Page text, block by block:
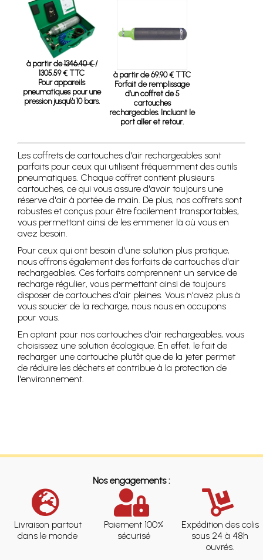
à partir de1346.40 €/
1305.59 € TTC
Pour appareils
pneumatiques pour une
pression jusqu'à 10 bars.
à partir de 69.90 € TTC
Forfait de remplissage
d’un coffret de 5
cartouches
rechargeables. Incluant le
port aller et retour.
Les coffrets de cartouches d'air rechargeables sont
parfaits pour ceux qui utilisent fréquemment des outils
pneumatiques. Chaque coffret contient plusieurs
cartouches, ce qui vous assure d'avoir toujours une
réserve d'air à portée de main. De plus, nos coffrets sont
robustes et conçus pour être facilement transportables,
vous permettant ainsi de les emmener là où vous en
avez besoin.
Pour ceux qui ont besoin d'une solution plus pratique,
nous offrons également des forfaits de cartouches d'air
rechargeables. Ces forfaits comprennent un service de
recharge régulier, vous permettant ainsi de toujours
disposer de cartouches d'air pleines. Vous n'avez plus à
vous soucier de la recharge, nous nous en occupons
pour vous.
En optant pour nos cartouches d'air rechargeables, vous
choisissez une solution écologique. En effet, le fait de
recharger une cartouche plutôt que de la jeter permet
de réduire les déchets et contribue à la protection de
l'environnement.
Nos engagements :
Livraison partout
dans le monde
Paiement 100%
sécurisé
Expédition des colis
sous 24 à 48h
ouvrés.